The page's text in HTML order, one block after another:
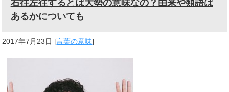
右往左往するとは大勢の意味なの？由来や類語は
あるかについても
2017年7月23日 [言葉の意味]